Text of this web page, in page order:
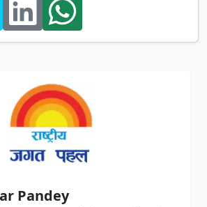
Pandey